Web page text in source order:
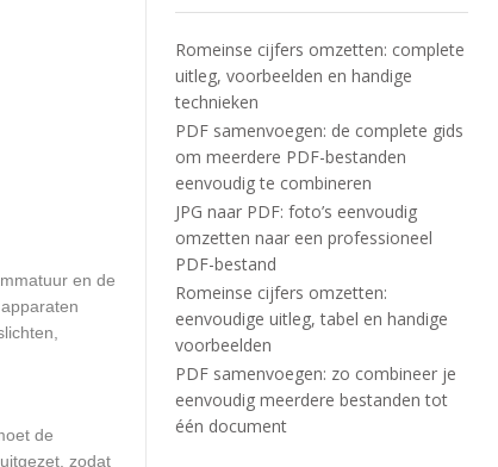
en de
de
zodat
Romeinse cijfers omzetten: complete
uitleg, voorbeelden en handige
technieken
PDF samenvoegen: de complete gids
om meerdere PDF-bestanden
eenvoudig te combineren
JPG naar PDF: foto’s eenvoudig
omzetten naar een professioneel
PDF-bestand
Romeinse cijfers omzetten:
eenvoudige uitleg, tabel en handige
voorbeelden
PDF samenvoegen: zo combineer je
eenvoudig meerdere bestanden tot
één document